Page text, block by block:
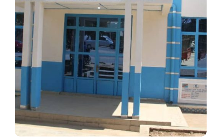
No Comments